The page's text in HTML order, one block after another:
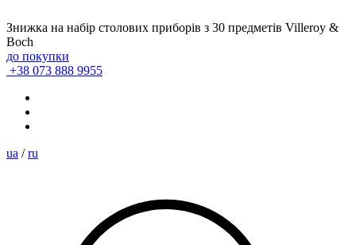
Знижка на набір столових приборів з 30 предметів Villeroy &
Boch
до покупки
+38 073 888 9955
ua / ru